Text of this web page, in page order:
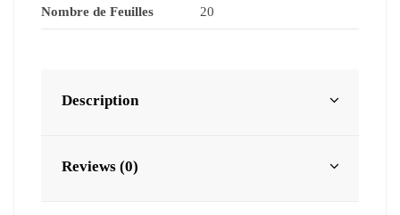
Nombre de Feuilles 20
Description
Reviews (0)